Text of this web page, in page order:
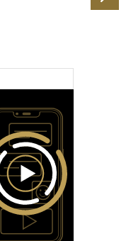
bereitgestellt